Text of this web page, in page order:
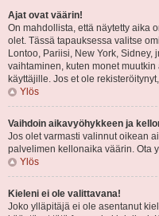
Ajat ovat väärin!
On mahdollista, että näytetty aika
olet. Tässä tapauksessa valitse
Lontoo, Pariisi, New York,
vaihtaminen, kuten monet
käyttäjille. Jos et ole
Ylös
Vaihdoin aikavyöhykkeen ja
Jos olet varmasti valinnut oikean
palvelimen kellonaika väärin. Ota
Ylös
Kieleni ei ole valittavana!
Joko ylläpitäjä ei ole asentanut